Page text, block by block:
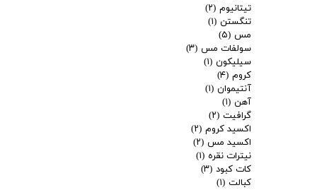
تیتانیوم (۲)
تنگستن (۱)
مس (۵)
سولفات مس (۳)
سیلیکون (۱)
کروم (۴)
آنتیموان (۱)
آهن (۱)
گرافیت (۲)
اکسید کروم (۲)
اکسید مس (۲)
نیترات نقره (۱)
کات کبود (۳)
کبالت (۱)